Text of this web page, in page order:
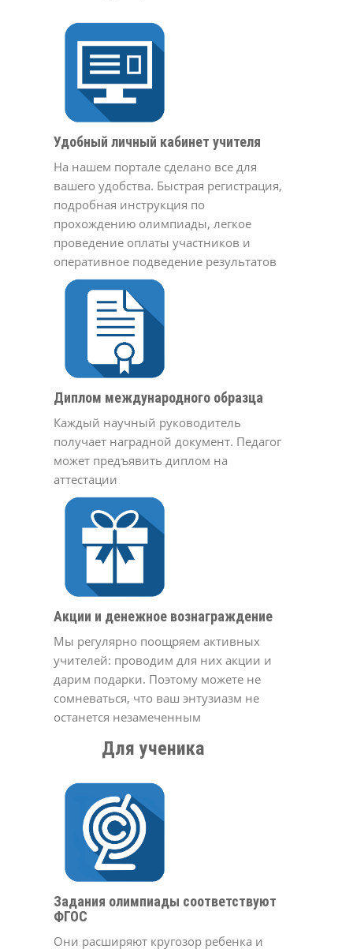
Удобный личный кабинет учителя
На нашем портале сделано все для
вашего удобства. Быстрая регистрация,
подробная инструкция по
прохождению олимпиады, легкое
проведение оплаты участников и
оперативное подведение результатов
Диплом международного образца
Каждый научный руководитель
получает наградной документ. Педагог
может предъявить диплом на
аттестации
Акции и денежное вознаграждение
Мы регулярно поощряем активных
учителей: проводим для них акции и
дарим подарки. Поэтому можете не
сомневаться, что ваш энтузиазм не
останется незамеченным
Для ученика
Задания олимпиады соответствуют
ФГОС
Они расширяют кругозор ребенка и